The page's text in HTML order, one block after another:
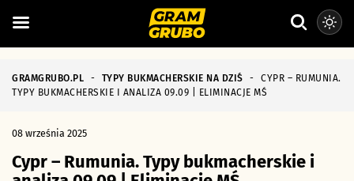
GRAMGRUBO.PL - TYPY BUKMACHERSKIE NA DZIŚ -
CYPR – RUMUNIA.
TYPY BUKMACHERSKIE I ANALIZA 09.09 | ELIMINACJE MŚ
08 września 2025
Cypr – Rumunia. Typy bukmacherskie i